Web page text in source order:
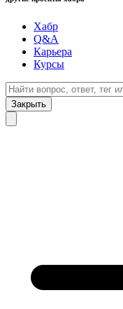
Хабр
Q&A
Карьера
Курсы
Закрыть